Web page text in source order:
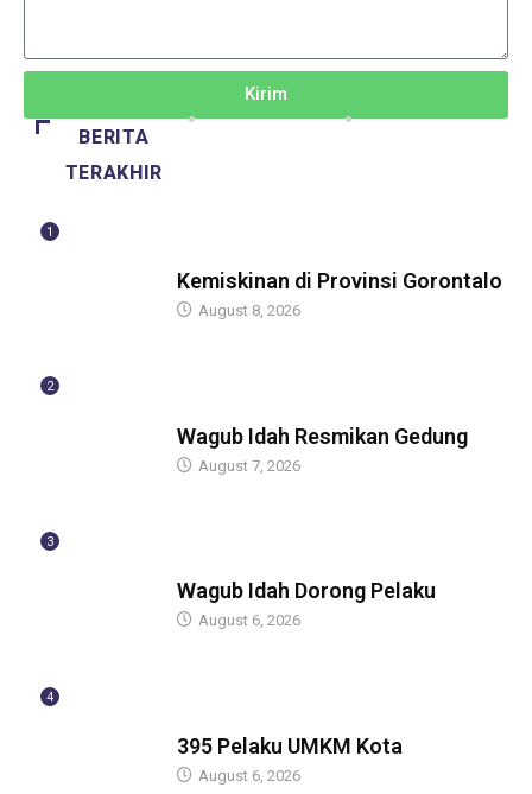
Kirim
BERITA
TERAKHIR
1
Kemiskinan di Provinsi Gorontalo
August 8, 2026
2
Wagub Idah Resmikan Gedung
August 7, 2026
3
Wagub Idah Dorong Pelaku
August 6, 2026
4
395 Pelaku UMKM Kota
August 6, 2026